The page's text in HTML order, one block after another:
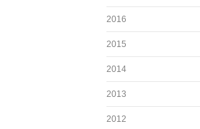
2016
2015
2014
2013
2012